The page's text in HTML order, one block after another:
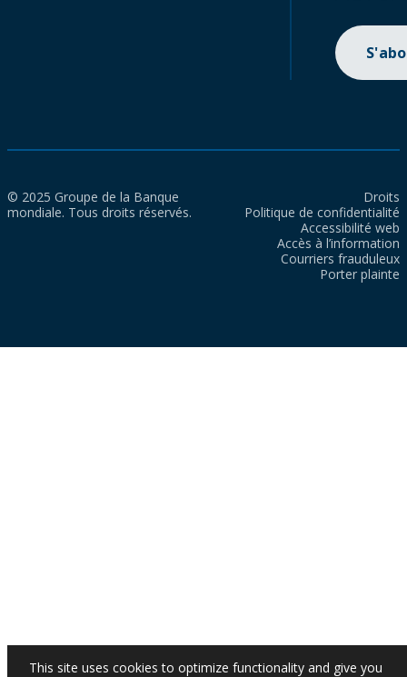
© 2025 Groupe de la Banque
mondiale. Tous droits réservés.
Droits
Politique de confidentialité
Accessibilité web
Accès à l’information
Courriers frauduleux
Porter plainte
This site uses cookies to optimize functionality and give you